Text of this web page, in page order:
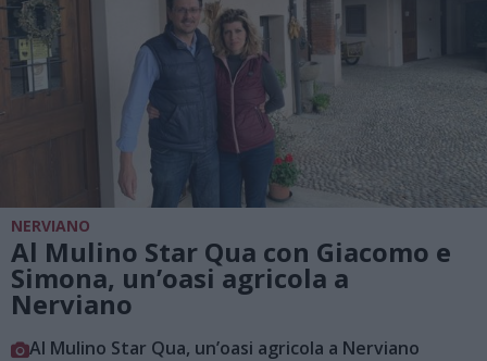
NERVIANO
Al Mulino Star Qua con Giacomo e
Simona, un’oasi agricola a
Nerviano
Al Mulino Star Qua, un’oasi agricola a Nerviano